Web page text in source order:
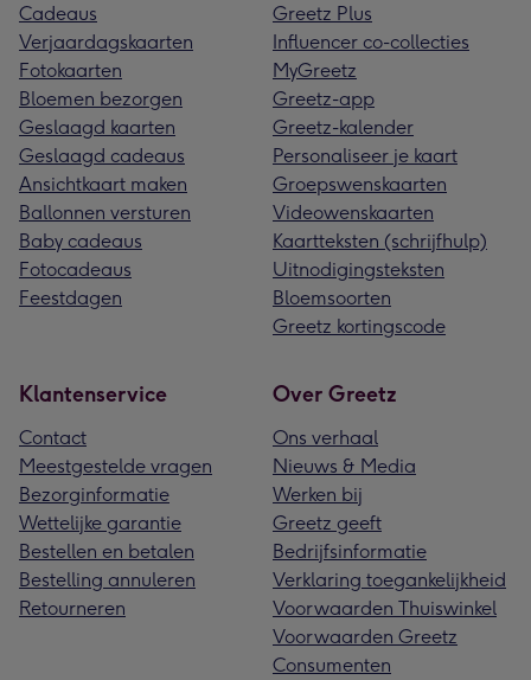
Cadeaus
Verjaardagskaarten
Fotokaarten
Bloemen bezorgen
Geslaagd kaarten
Geslaagd cadeaus
Ansichtkaart maken
Ballonnen versturen
Baby cadeaus
Fotocadeaus
Feestdagen
Greetz Plus
Influencer co-collecties
MyGreetz
Greetz-app
Greetz-kalender
Personaliseer je kaart
Groepswenskaarten
Videowenskaarten
Kaartteksten (schrijfhulp)
Uitnodigingsteksten
Bloemsoorten
Greetz kortingscode
Klantenservice
Contact
Meestgestelde vragen
Bezorginformatie
Wettelijke garantie
Bestellen en betalen
Bestelling annuleren
Retourneren
Over Greetz
Ons verhaal
Nieuws & Media
Werken bij
Greetz geeft
Bedrijfsinformatie
Verklaring toegankelijkheid
Voorwaarden Thuiswinkel
Voorwaarden Greetz
Consumenten